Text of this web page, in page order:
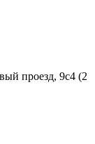
проезд, 9с4 (2